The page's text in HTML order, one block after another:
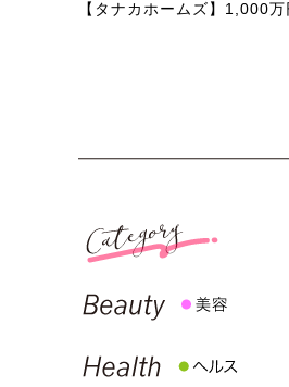
【タナカホームズ】1,000